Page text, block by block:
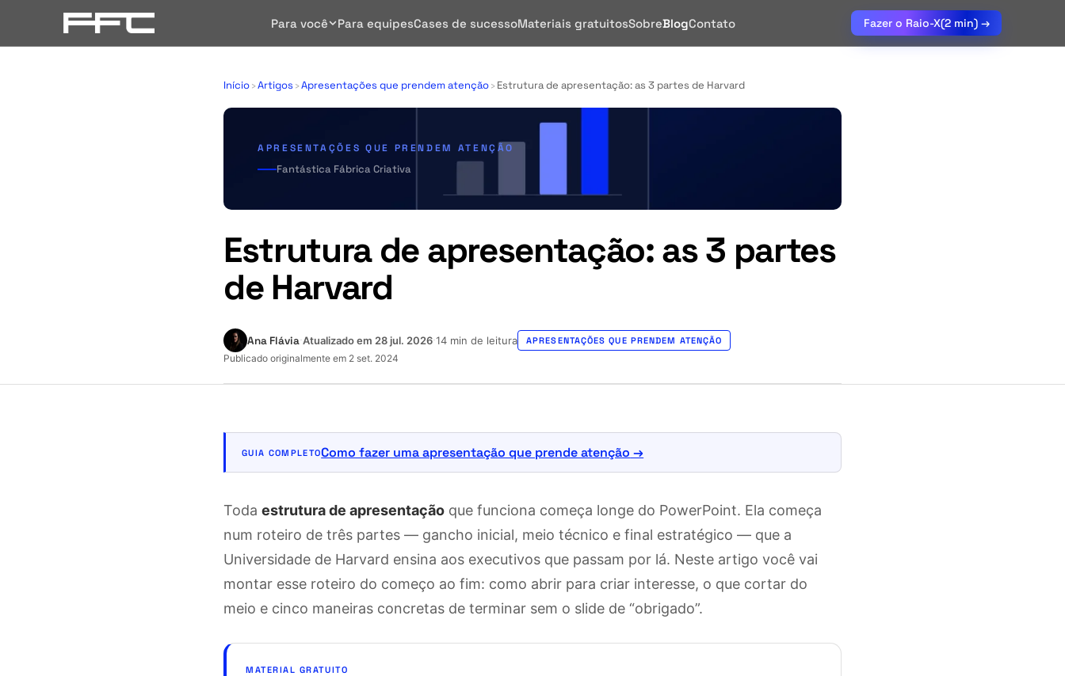
Para você Para equipesCases de sucessoMateriais gratuitosSobreBlogContato Fazer o Raio-X(2 min) →
Início›Artigos›Apresentações que prendem atenção›Estrutura de apresentação: as 3 partes de Harvard
APRESENTAÇÕES QUE PRENDEM ATENÇÃO
Fantástica Fábrica Criativa
Estrutura de apresentação: as 3 partes
de Harvard
Ana Flávia·Atualizado em 28 jul. 2026·14 min de leitura APRESENTAÇÕES QUE PRENDEM ATENÇÃO
Publicado originalmente em 2 set. 2024
GUIA COMPLETOComo fazer uma apresentação que prende atenção
Toda estrutura de apresentação que funciona começa longe do PowerPoint. Ela começa
num roteiro de três partes — gancho inicial, meio técnico e final estratégico — que a
Universidade de Harvard ensina aos executivos que passam por lá. Neste artigo você vai
montar esse roteiro do começo ao fim: como abrir para criar interesse, o que cortar do
meio e cinco maneiras concretas de terminar sem o slide de “obrigado”.
MATERIAL GRATUITO